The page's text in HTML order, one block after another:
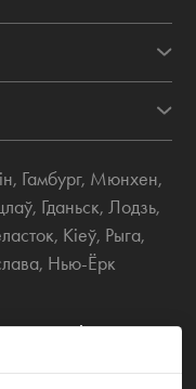
, Гамбург, Мюнхен,
, Гданьск, Лодзь,
, Кіеў, Рыга,
, Нью-Ёрк
Berlin